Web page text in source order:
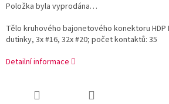
Položka byla vyprodána…
Tělo kruhového bajonetového konektoru HDP
dutinky, 3x #16, 32x #20; počet kontaktů: 35
Detailní informace